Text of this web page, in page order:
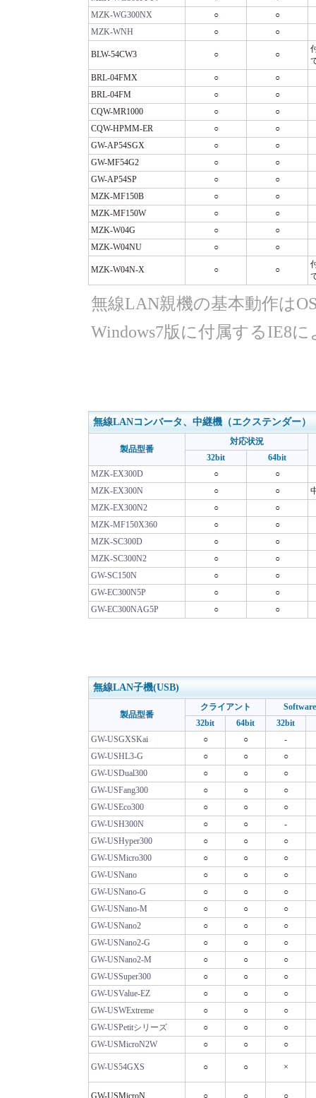
MZK-WG300NX
○
○
MZK-WNH
○ ○
BLW-54CW3 ○ ○
BRL-04FMX
○
○
BRL-04FM
○
○
CQW-MR1000
○
○
CQW-HPMM-ER
○
○
GW-AP54SGX
○
○
GW-MF54G2
○
○
GW-AP54SP
○
○
MZK-MF150B
○
○
MZK-MF150W
○
○
MZK-W04G
○
○
MZK-W04NU
○ ○
MZK-W04N-X ○ ○
無線LAN親機の基本動作は
Windows7版に付属するIE8
無線LANコンバータ、中継機（エクステンダー）
製品型番
対応状況
32bit
64bit
MZK-EX300D
○
○
MZK-EX300N
○ ○
MZK-EX300N2
○
○
MZK-MF150X360
○
○
MZK-SC300D
○
○
MZK-SC300N2
○
○
GW-SC150N
○
○
GW-EC300N5P
○
○
GW-EC300NAG5P
○ ○
無線LAN子機(USB)
製品型番
クライアント
32bit
64bit
32bit
GW-USGXSKai
○ ○
-
GW-USHL3-G
○ ○
○
GW-USDual300
○ ○
○
GW-USFang300
○ ○
○
GW-USEco300
○ ○
○
GW-USH300N
○ ○
-
GW-USHyper300
○ ○
○
GW-USMicro300
○ ○
○
GW-USNano
○ ○
○
GW-USNano-G
○ ○
○
GW-USNano-M
○ ○
○
GW-USNano2
○ ○
○
GW-USNano2-G
○ ○
○
GW-USNano2-M
○ ○
○
GW-USSuper300
○ ○
○
GW-USValue-EZ
○ ○
○
GW-USWExtreme
○ ○
○
GW-USPetitシリーズ
○ ○
○
GW-USMicroN2W
○ ○ ○
GW-US54GXS ○ ○ ×
GW-USMicroN ○ ○ ○